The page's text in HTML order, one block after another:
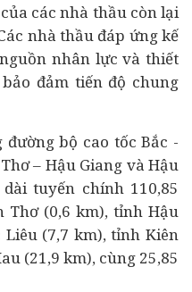
các nhà thầu còn lại
nhà thầu đáp ứng kế
nhân lực và thiết
đảm tiến độ chung
bộ cao tốc Bắc -
– Hậu Giang và Hậu
tuyến chính 110,85
Thơ (0,6 km), tỉnh Hậu
Liêu (7,7 km), tỉnh Kiên
(21,9 km), cùng 25,85